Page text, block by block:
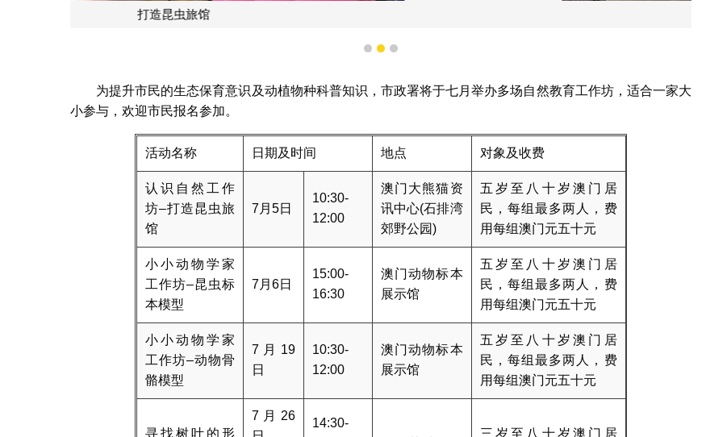
1 2 3
为提升市民的生态保育意识及动植物种科普知识，市政署将于七月举办多场自然教育工作坊，适合一家大
小参与，欢迎市民报名参加。
活动名称 日期及时间 地点 对象及收费
认识自然工作
坊–打造昆虫旅
馆
7月5日
10:30-
12:00
澳门大熊猫资
讯中心(石排湾
郊野公园)
五岁至八十岁澳门居
民，每组最多两人，费
用每组澳门元五十元
小小动物学家
工作坊–昆虫标
本模型
7月6日
15:00-
16:30
澳门动物标本
展示馆
五岁至八十岁澳门居
民，每组最多两人，费
用每组澳门元五十元
小小动物学家
工作坊–动物骨
骼模型
7月19
日
10:30-
12:00
澳门动物标本
展示馆
五岁至八十岁澳门居
民，每组最多两人，费
用每组澳门元五十元
寻找树叶的形
7月26
14:30-
三岁至八十岁澳门居